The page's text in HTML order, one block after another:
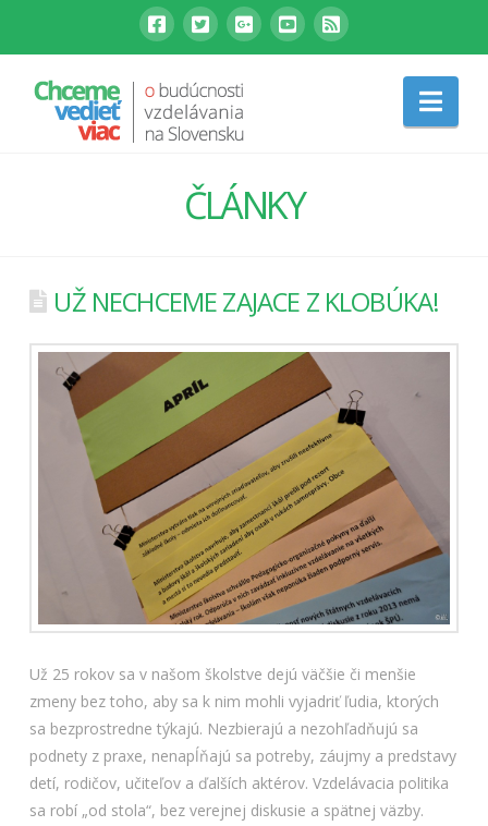
ČLÁNKY
UŽ NECHCEME ZAJACE Z KLOBÚKA!
Už 25 rokov sa v našom školstve dejú väčšie či menšie
zmeny bez toho, aby sa k nim mohli vyjadriť ľudia, ktorých
sa bezprostredne týkajú. Nezbierajú a nezohľadňujú sa
podnety z praxe, nenapĺňajú sa potreby, záujmy a predstavy
detí, rodičov, učiteľov a ďalších aktérov. Vzdelávacia politika
sa robí „od stola“, bez verejnej diskusie a spätnej väzby.